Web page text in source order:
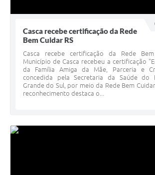
Casca recebe certificação da Rede
Bem Cuidar RS
Casca recebe certificação da Rede
Município de Casca recebeu a certificação
da Família Amiga da Mãe, Parceria e
concedida pela Secretaria da Saúde do
Grande do Sul, por meio da Rede Bem Cuidar
reconhecimento destaca o...